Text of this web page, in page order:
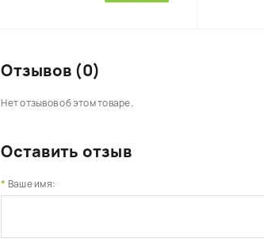
Отзывов (0)
Нет отзывов об этом товаре.
Оставить отзыв
Ваше имя: